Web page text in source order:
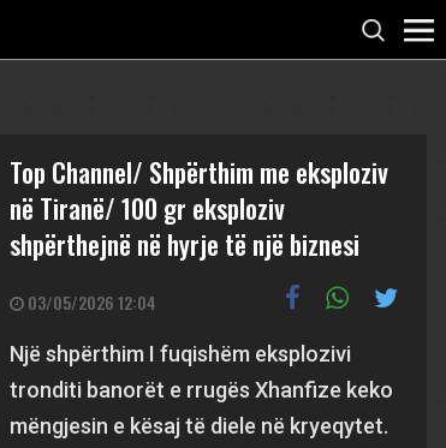
Top Channel/ Shpërthim me eksploziv
në Tiranë/ 100 gr eksploziv
shpërthejnë në hyrje të një biznesi
03/05/2026 12:04
Një shpërthim I fuqishëm eksplozivi
tronditi banorët e rrugës Xhanfize keko
mëngjesin e kësaj të diele në kryeqytet.